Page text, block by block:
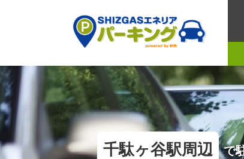
千駄ヶ谷駅周辺 で